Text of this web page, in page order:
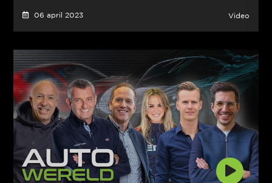
06 april 2023 Video